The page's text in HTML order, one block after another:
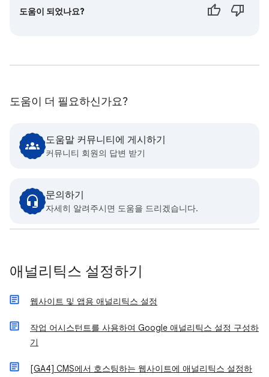
도움이 되었나요?
도움이 더 필요하신가요?
도움말 커뮤니티에 게시하기
커뮤니티 회원의 답변 받기
문의하기
자세히 알려주시면 도움을 드리겠습니다.
애널리틱스 설정하기
웹사이트 및 앱용 애널리틱스 설정
작업 어시스턴트를 사용하여 Google 애널리틱스 설정 구성하
기
[GA4] CMS에서 호스팅하는 웹사이트에 애널리틱스 설정하